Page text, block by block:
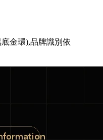
金環),品牌識別依